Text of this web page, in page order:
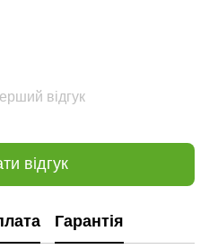
відгук
відгук
Гарантія